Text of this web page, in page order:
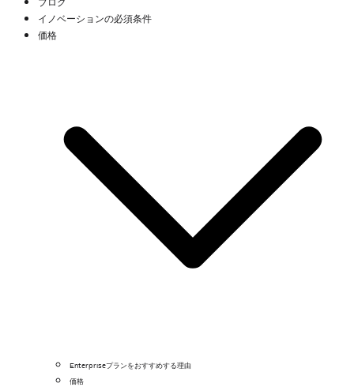
イノベーションの必須条件
価格
Enterpriseプランをおすすめする理由
価格